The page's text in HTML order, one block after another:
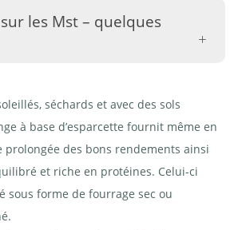
les Mst – quelques
séchards et avec des sols
à base d’esparcette fournit même en
prolongée des bons rendements ainsi
et riche en protéines. Celui-ci
sous forme de fourrage sec ou